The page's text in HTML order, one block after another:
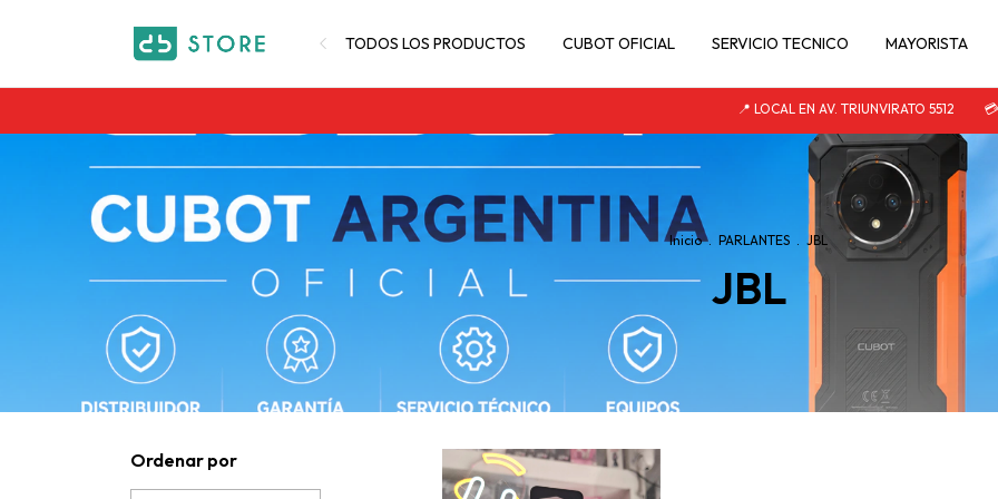
TODOS LOS PRODUCTOS CUBOT OFICIAL SERVICIO TECNICO MAYORISTA
📍 LOCAL EN AV. TRIUNVIRATO 5512 💳 3
Inicio PARLANTES JBL
JBL
Ordenar por